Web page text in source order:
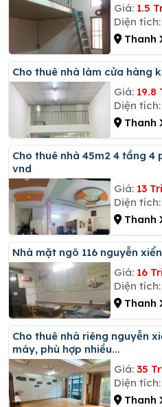
Giá: 1.5
Diện tích:
Thanh
Cho thuê nhà làm cửa hàng
Giá: 19.8
Diện tích:
Thanh
Cho thuê nhà 45m2 4 tầng 4 pn tại vũ tông phan, 13 triệu
vnd
Giá: 13
Diện tích:
Thanh
Nhà mặt ngõ 116 nguyễn
Giá: 16
Diện tích:
Thanh
Cho thuê nhà riêng nguyễn xiển, 55 m2 x7 tầng thang
máy, phù hợp nhiều...
Giá: 35
Diện tích:
Thanh